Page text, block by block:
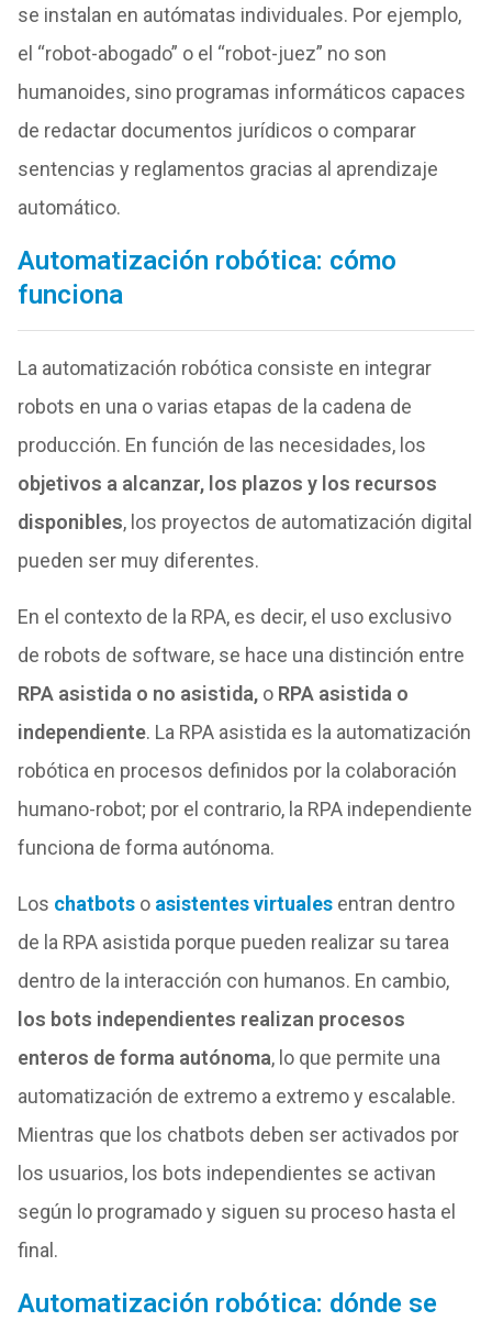
se instalan en autómatas individuales. Por ejemplo,
el “robot-abogado” o el “robot-juez” no son
humanoides, sino programas informáticos capaces
de redactar documentos jurídicos o comparar
sentencias y reglamentos gracias al aprendizaje
automático.
Automatización robótica: cómo
funciona
La automatización robótica consiste en integrar
robots en una o varias etapas de la cadena de
producción. En función de las necesidades, los
objetivos a alcanzar, los plazos y los recursos
disponibles, los proyectos de automatización digital
pueden ser muy diferentes.
En el contexto de la RPA, es decir, el uso exclusivo
de robots de software, se hace una distinción entre
RPA asistida o no asistida,oRPA asistida o
independiente. La RPA asistida es la automatización
robótica en procesos definidos por la colaboración
humano-robot; por el contrario, la RPA independiente
funciona de forma autónoma.
Los chatbotso asistentes virtualesentran dentro
de la RPA asistida porque pueden realizar su tarea
dentro de la interacción con humanos. En cambio,
los bots independientes realizan procesos
enteros de forma autónoma, lo que permite una
automatización de extremo a extremo y escalable.
Mientras que los chatbots deben ser activados por
los usuarios, los bots independientes se activan
según lo programado y siguen su proceso hasta el
final.
Automatización robótica: dónde se